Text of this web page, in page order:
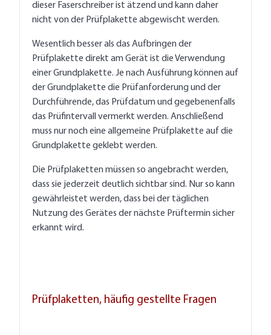
dieser Faserschreiber ist ätzend und kann daher
nicht von der Prüfplakette abgewischt werden.
Wesentlich besser als das Aufbringen der
Prüfplakette direkt am Gerät ist die Verwendung
einer Grundplakette. Je nach Ausführung können auf
der Grundplakette die Prüfanforderung und der
Durchführende, das Prüfdatum und gegebenenfalls
das Prüfintervall vermerkt werden. Anschließend
muss nur noch eine allgemeine Prüfplakette auf die
Grundplakette geklebt werden.
Die Prüfplaketten müssen so angebracht werden,
dass sie jederzeit deutlich sichtbar sind. Nur so kann
gewährleistet werden, dass bei der täglichen
Nutzung des Gerätes der nächste Prüftermin sicher
erkannt wird.
Prüfplaketten, häufig gestellte Fragen